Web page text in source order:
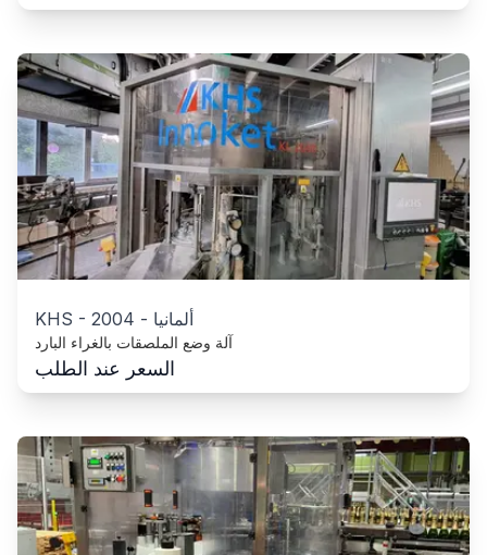
KHS - 2004 - ألمانيا
آلة وضع الملصقات بالغراء البارد
السعر عند الطلب